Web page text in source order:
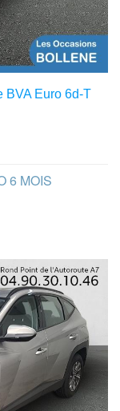
BVA Euro 6d-T
6 MOIS